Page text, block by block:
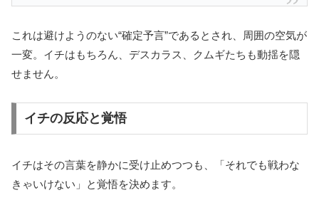
これは避けようのない“確定予言”であるとされ、周囲の空気が
一変。イチはもちろん、デスカラス、クムギたちも動揺を隠
せません。
イチの反応と覚悟
イチはその言葉を静かに受け止めつつも、「それでも戦わな
きゃいけない」と覚悟を決めます。